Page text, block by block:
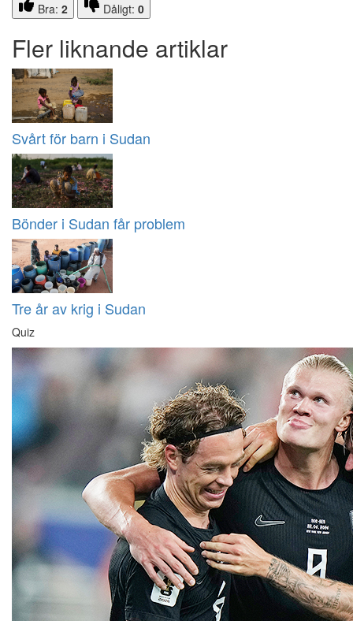
Bra: 2 Dåligt: 0
Fler liknande artiklar
Svårt för barn i Sudan
Bönder i Sudan får problem
Tre år av krig i Sudan
Quiz